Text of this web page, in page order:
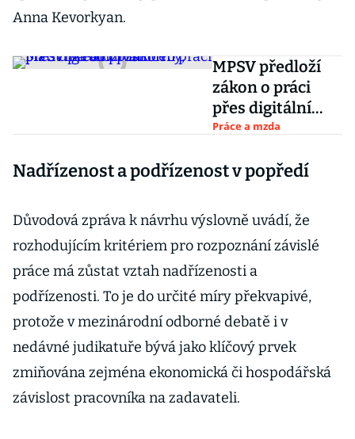
Anna Kevorkyan.
MPSV předloží
zákon o práci
přes digitální
platformy, platit
Práce a mzda
Nadřízenost a podřízenost v popředí
Důvodová zpráva k návrhu výslovně uvádí, že
rozhodujícím kritériem pro rozpoznání závislé
práce má zůstat vztah nadřízenosti a
podřízenosti. To je do určité míry překvapivé,
protože v mezinárodní odborné debatě i v
nedávné judikatuře bývá jako klíčový prvek
zmiňována zejména ekonomická či hospodářská
závislost pracovníka na zadavateli.